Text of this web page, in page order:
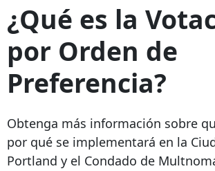
¿Qué es la
por Orden de
Preferencia?
Obtenga más información sobre
por qué se implementará en la
Portland y el Condado de